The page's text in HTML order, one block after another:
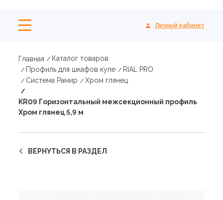
Личный кабинет
Главная
Каталог товаров
Профиль для шкафов купе
RIAL PRO
Система Рамир
Хром глянец
KR09 Горизонтальный межсекционный профиль
Хром глянец 5,9 м
ВЕРНУТЬСЯ В РАЗДЕЛ